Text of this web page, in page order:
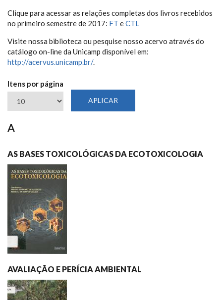
Clique para acessar as relações completas dos livros recebidos
no primeiro semestre de 2017: FT eCTL
Visite nossa biblioteca ou pesquise nosso acervo através do
catálogo on-line da Unicamp disponível em:
http://acervus.unicamp.br/.
Itens por página
A
AS BASES TOXICOLÓGICAS DA ECOTOXICOLOGIA
AVALIAÇÃO E PERÍCIA AMBIENTAL